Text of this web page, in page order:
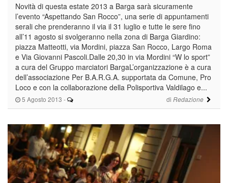
5 Agosto 2013 - di Redazione
Novità di questa estate 2013 a Barga sarà sicuramente
l’evento “Aspettando San Rocco”, una serie di appuntamenti
serali che prenderanno il via il 31 luglio e tutte le sere fino
all’11 agosto si svolgeranno nella zona di Barga Giardino:
piazza Matteotti, via Mordini, piazza San Rocco, Largo Roma
e Via Giovanni Pascoli.Dalle 20,30 in via Mordini “W lo sport”
a cura del Gruppo marciatori BargaL’organizzazione è a cura
dell’associazione Per B.A.R.G.A. supportata da Comune, Pro
Loco e con la collaborazione della Polisportiva Valdilago e...